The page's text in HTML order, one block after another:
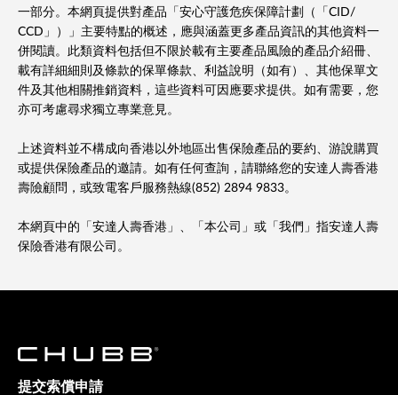
一部分。本網頁提供對產品「安心守護危疾保障計劃（「CID/
CCD」）」主要特點的概述，應與涵蓋更多產品資訊的其他資料一
併閱讀。此類資料包括但不限於載有主要產品風險的產品介紹冊、
載有詳細細則及條款的保單條款、利益說明（如有）、其他保單文
件及其他相關推銷資料，這些資料可因應要求提供。如有需要，您
亦可考慮尋求獨立專業意見。
上述資料並不構成向香港以外地區出售保險產品的要約、游說購買
或提供保險產品的邀請。如有任何查詢，請聯絡您的安達人壽香港
壽險顧問，或致電客戶服務熱線(852) 2894 9833。
本網頁中的「安達人壽香港」、「本公司」或「我們」指安達人壽
保險香港有限公司。
提交索償申請